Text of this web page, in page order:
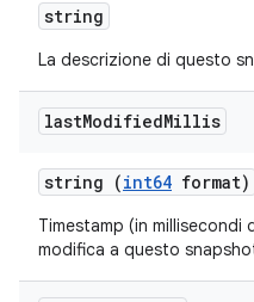
string
La descrizione di questo
lastModifiedMillis
string (int64 format)
Timestamp (in millisecondi
modifica a questo